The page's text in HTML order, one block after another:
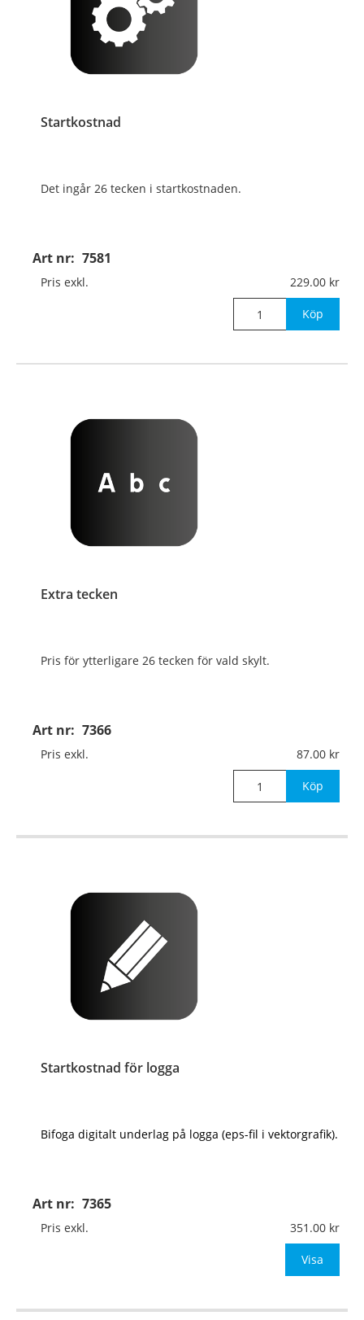
Startkostnad
Art nr: 7581
Det ingår 26 tecken i startkostnaden.
Pris exkl. 229.00
Köp
Extra tecken
Art nr: 7366
Pris för ytterligare 26 tecken för vald skylt.
Pris exkl. 87.00
Köp
Startkostnad för logga
Art nr: 7365
Bifoga digitalt underlag på logga (eps-fil i vektorgrafik).
Pris exkl. 351.00
Visa